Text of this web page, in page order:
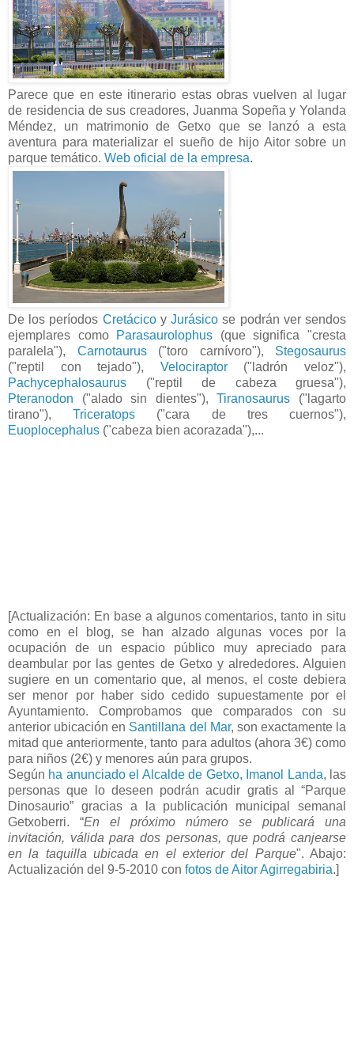
Parece que en este itinerario estas obras vuelven al lugar
de residencia de sus creadores, Juanma Sopeña y Yolanda
Méndez, un matrimonio de Getxo que se lanzó a esta
aventura para materializar el sueño de hijo Aitor sobre un
parque temático. Web oficial de la empresa.
De los períodos CretácicoyJurásico se podrán ver sendos
ejemplares como
Parasaurolophus (que significa "cresta
paralela"), Carnotaurus("toro carnívoro"), Stegosaurus
("reptil con tejado"), Velociraptor("ladrón veloz"),
Pachycephalosaurus ("reptil de cabeza gruesa"),
Pteranodon ("alado sin dientes"),Tiranosaurus ("lagarto
tirano"),Triceratops ("cara de tres cuernos"),
Euoplocephalus ("cabeza bien acorazada"),...
[Actualización: En base a algunos comentarios, tanto in situ
como en el blog, se han alzado algunas voces por la
ocupación de un espacio público muy apreciado para
deambular por las gentes de Getxo y alrededores. Alguien
sugiere en un comentario que, al menos, el coste debiera
ser menor por haber sido cedido supuestamente por el
Ayuntamiento. Comprobamos que comparados con su
anterior ubicación en Santillana del Mar, son exactamente la
mitad que anteriormente, tanto para adultos (ahora 3€) como
para niños (2€) y menores aún para grupos.
Según ha anunciado el Alcalde de Getxo, Imanol Landa, las
personas que lo deseen podrán acudir gratis al “Parque
Dinosaurio” gracias a la publicación municipal semanal
Getxoberri. “En el próximo número se publicará una
invitación, válida para dos personas, que podrá canjearse
en la taquilla ubicada en el exterior del Parque". Abajo:
Actualización del 9-5-2010 con fotos de Aitor Agirregabiria.]